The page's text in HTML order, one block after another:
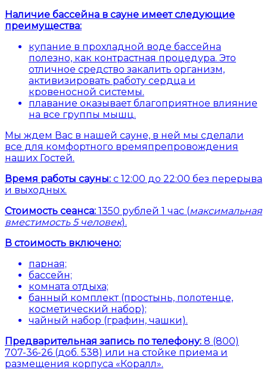
Наличие бассейна в сауне имеет следующие
преимущества:
купание в прохладной воде бассейна
полезно, как контрастная процедура. Это
отличное средство закалить организм,
активизировать работу сердца и
кровеносной системы.
плавание оказывает благоприятное влияние
на все группы мышц.
Мы ждем Вас в нашей сауне, в ней мы сделали
все для комфортного времяпрепровождения
наших Гостей.
Время работы сауны: с 12:00 до 22:00 без перерыва
и выходных.
Стоимость сеанса: 1350 рублей 1 час (максимальная
вместимость 5 человек).
В стоимость включено:
парная;
бассейн;
комната отдыха;
банный комплект (простынь, полотенце,
косметический набор);
чайный набор (графин, чашки).
Предварительная запись по телефону: 8 (800)
707-36-26 (доб. 538) или на стойке приема и
размещения корпуса «Коралл».